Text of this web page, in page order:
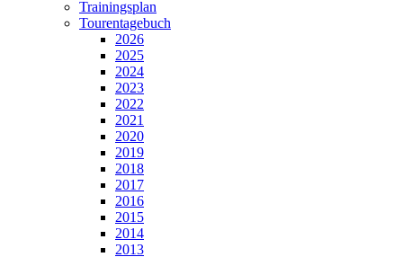
Trainingsplan
Tourentagebuch
2026
2025
2024
2023
2022
2021
2020
2019
2018
2017
2016
2015
2014
2013